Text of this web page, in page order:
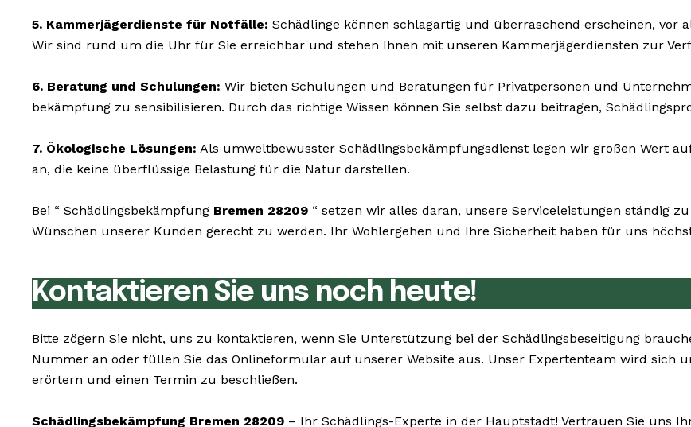
5. Kammerjägerdienste für Notfälle: Schädlinge können schlagartig und überraschend erscheinen, vor
Wir sind rund um die Uhr für Sie erreichbar und stehen Ihnen mit unseren Kammerjägerdiensten zur
6. Beratung und Schulungen: Wir bieten Schulungen und Beratungen für Privatpersonen und
bekämpfung zu sensibilisieren. Durch das richtige Wissen können Sie selbst dazu beitragen,
7. Ökologische Lösungen: Als umweltbewusster Schädlingsbekämpfungsdienst legen wir großen Wert
an, die keine überflüssige Belastung für die Natur darstellen.
Bei “ Schädlingsbekämpfung Bremen 28209 “ setzen wir alles daran, unsere Serviceleistungen ständig
Wünschen unserer Kunden gerecht zu werden. Ihr Wohlergehen und Ihre Sicherheit haben für uns
Kontaktieren Sie uns noch heute!
Bitte zögern Sie nicht, uns zu kontaktieren, wenn Sie Unterstützung bei der Schädlingsbeseitigung
Nummer an oder füllen Sie das Onlineformular auf unserer Website aus. Unser Expertenteam wird sich
erörtern und einen Termin zu beschließen.
Schädlingsbekämpfung Bremen 28209 – Ihr Schädlings-Experte in der Hauptstadt! Vertrauen Sie uns